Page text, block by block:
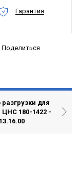
Гарантия
Поделиться
для
ЦНС 180-1422 -